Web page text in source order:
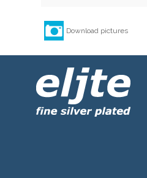
Download pictures